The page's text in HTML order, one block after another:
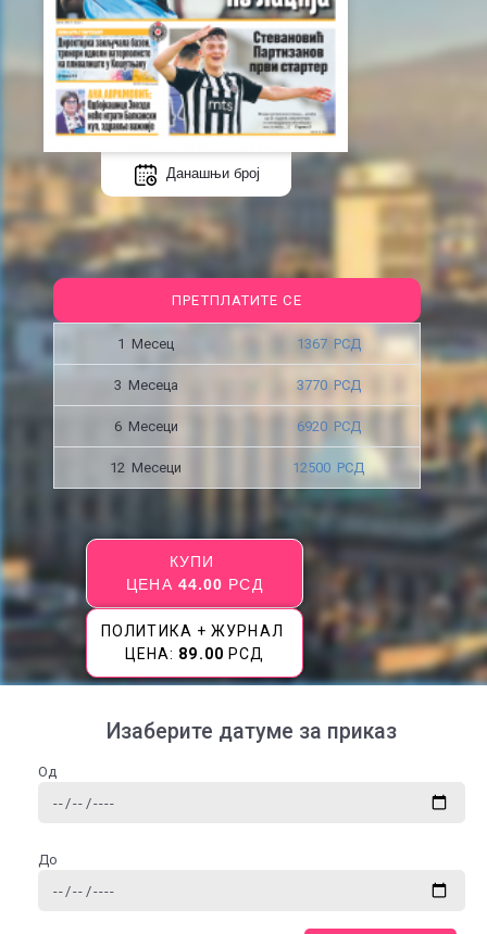
Данашњи број
ПРЕТПЛАТИТЕ СЕ
1 Месец 1367 РСД
3 Месецa 3770 РСД
6 Месеци 6920 РСД
12 Месеци 12500 РСД
КУПИ
ЦЕНА 44.00 РСД
ПОЛИТИКА + ЖУРНАЛ
ЦЕНА: 89.00 РСД
Изаберите датуме за приказ
Од
До